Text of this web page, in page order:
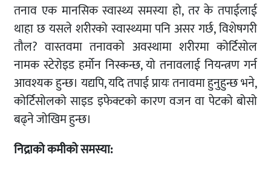
तनाव एक मानसिक स्वास्थ्य समस्या हो, तर के तपाईलाई
थाहा छ यसले शरीरको स्वास्थ्यमा पनि असर गर्छ, विशेषगरी
तौल? वास्तवमा तनावको अवस्थामा शरीरमा कोर्टिसोल
नामक स्टेरोइड हर्मोन निस्कन्छ, यो तनावलाई नियन्त्रण गर्न
आवश्यक हुन्छ। यद्यपि, यदि तपाई प्रायः तनावमा हुनुहुन्छ भने,
कोर्टिसोलको साइड इफेक्टको कारण वजन वा पेटको बोसो
बढ्ने जोखिम हुन्छ।
निद्राको कमीको समस्या: